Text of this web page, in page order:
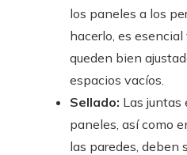
los paneles a los
hacerlo, es esencial
queden bien
espacios vacíos.
Sellado: Las juntas
paneles, así como
las paredes, deben